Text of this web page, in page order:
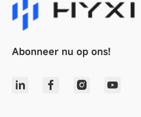
Abonneer nu op ons!